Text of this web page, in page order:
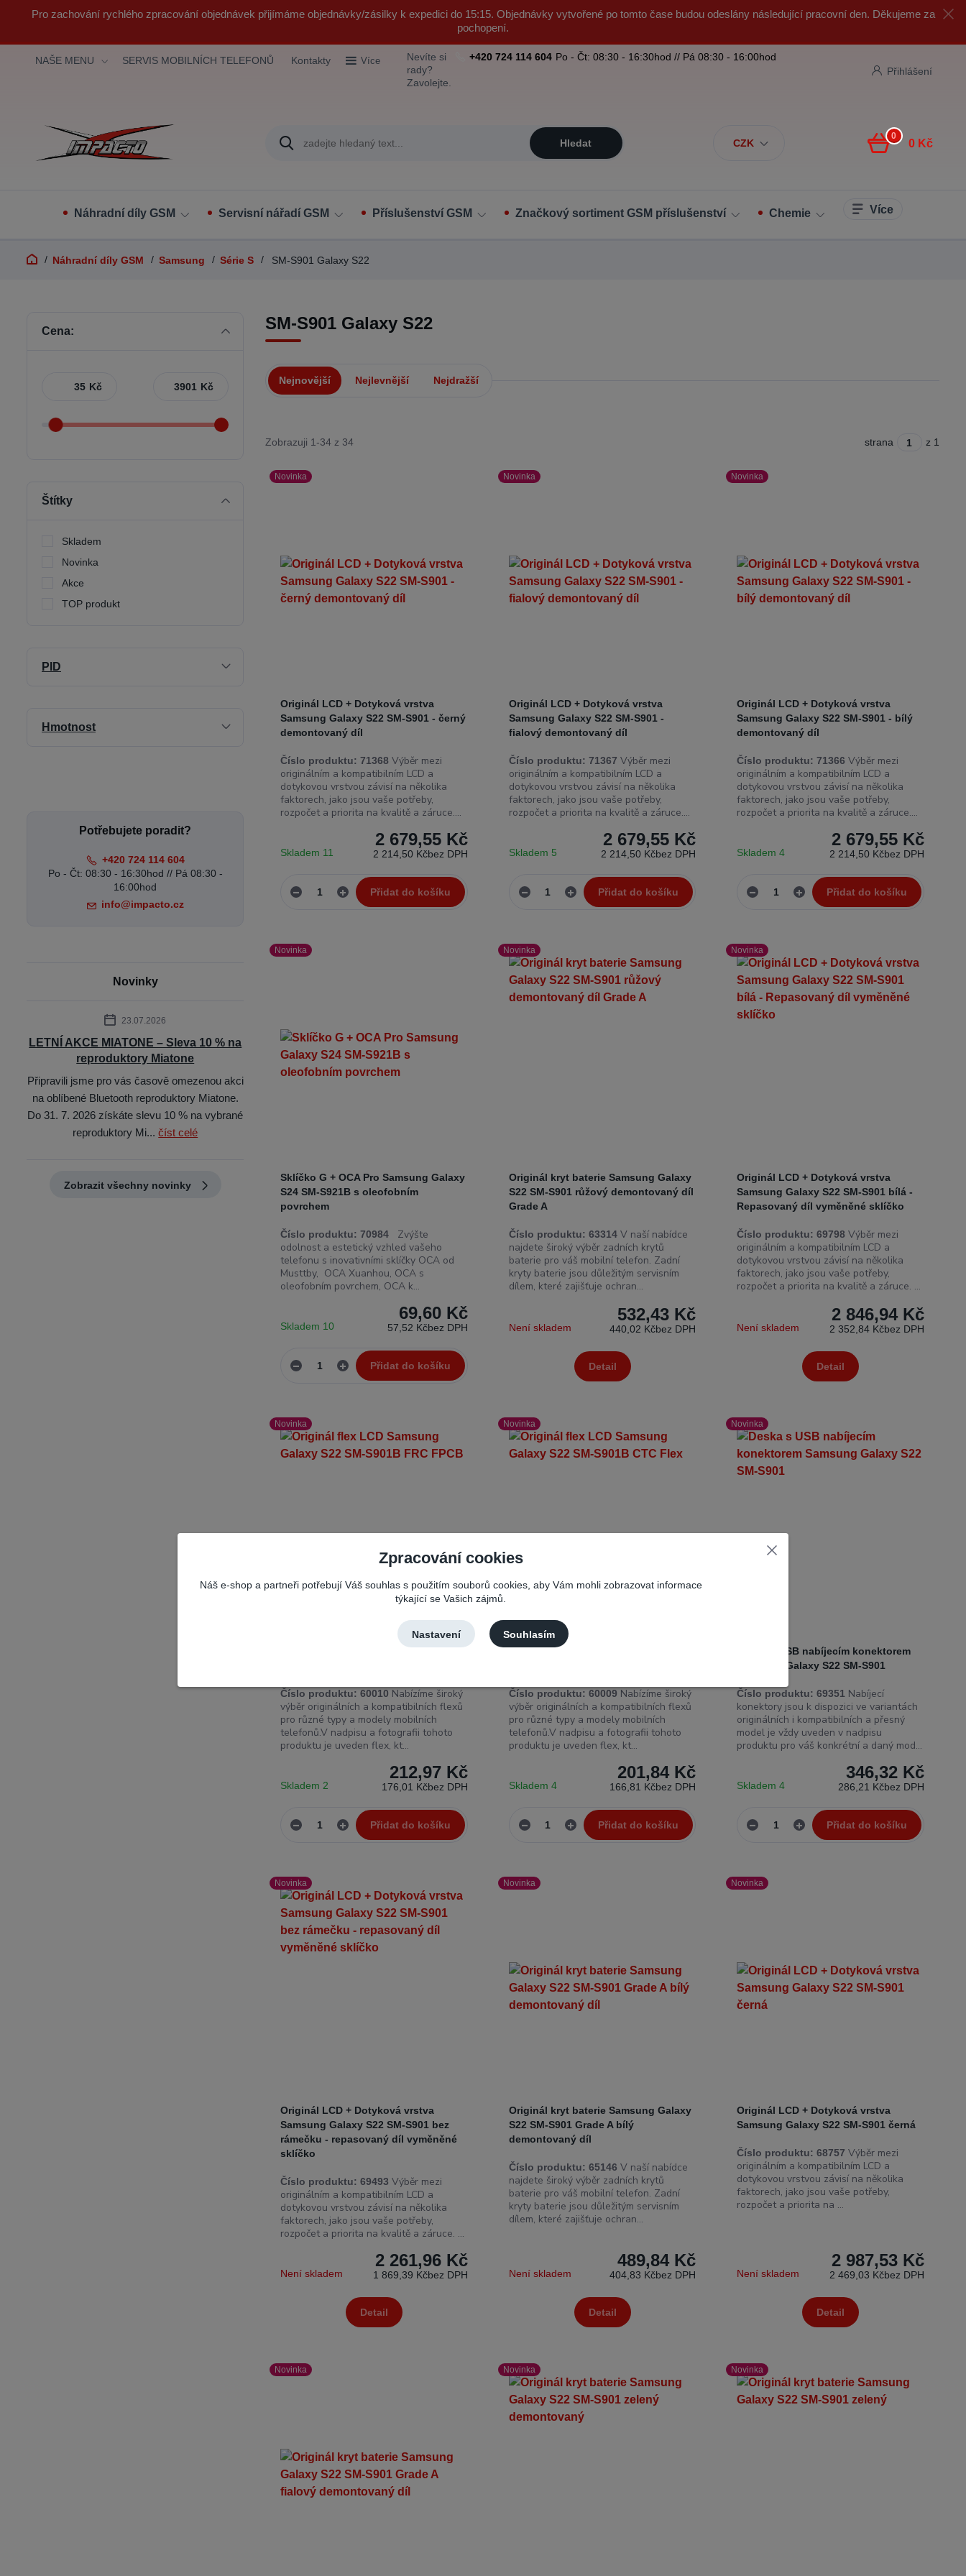
Pro zachování rychlého zpracování objednávek přijímáme objednávky/zásilky k expedici do 15:15. Objednávky vytvořené po tomto čase budou odeslány následující pracovní den. Děkujeme za
pochopení.
NAŠE MENU SERVIS MOBILNÍCH TELEFONŮ Kontakty Více
CZK
Přihlášení
Hledat
Nevíte si
rady?
Zavolejte.
+420 724 114 604 Po - Čt: 08:30 - 16:30hod // Pá 08:30 - 16:00hod
0
0 Kč
Náhradní díly GSM Servisní nářadí GSM Příslušenství GSM Značkový sortiment GSM příslušenství Chemie Více
Náhradní díly GSM Samsung Série S SM-S901 Galaxy S22
SM-S901 Galaxy S22
Nejnovější Nejlevnější Nejdražší
Zobrazuji 1-34 z 34 strana z 1
Novinka
Originál LCD + Dotyková vrstva
Samsung Galaxy S22 SM-S901 - černý
demontovaný díl
Číslo produktu: 71368 Výběr mezi
originálním a kompatibilním LCD a
dotykovou vrstvou závisí na několika
faktorech, jako jsou vaše potřeby,
rozpočet a priorita na kvalitě a záruce....
2 679,55 Kč
2 214,50 Kčbez DPH
Skladem 11
Přidat do košíku
Novinka
Originál LCD + Dotyková vrstva
Samsung Galaxy S22 SM-S901 -
fialový demontovaný díl
Číslo produktu: 71367 Výběr mezi
originálním a kompatibilním LCD a
dotykovou vrstvou závisí na několika
faktorech, jako jsou vaše potřeby,
rozpočet a priorita na kvalitě a záruce....
2 679,55 Kč
2 214,50 Kčbez DPH
Skladem 5
Přidat do košíku
Novinka
Originál LCD + Dotyková vrstva
Samsung Galaxy S22 SM-S901 - bílý
demontovaný díl
Číslo produktu: 71366 Výběr mezi
originálním a kompatibilním LCD a
dotykovou vrstvou závisí na několika
faktorech, jako jsou vaše potřeby,
rozpočet a priorita na kvalitě a záruce....
2 679,55 Kč
2 214,50 Kčbez DPH
Skladem 4
Přidat do košíku
Novinka
Sklíčko G + OCA Pro Samsung Galaxy
S24 SM-S921B s oleofobním
povrchem
Číslo produktu: 70984
Zvýšte
odolnost a estetický vzhled vašeho
telefonu s inovativními sklíčky OCA od
Musttby, OCA Xuanhou, OCA s
oleofobním povrchem, OCA k...
69,60 Kč
57,52 Kčbez DPH
Skladem 10
Přidat do košíku
Novinka
Originál kryt baterie Samsung Galaxy
S22 SM-S901 růžový demontovaný díl
Grade A
Číslo produktu: 63314V naší nabídce
najdete široký výběr zadních krytů
baterie pro váš mobilní telefon. Zadní
kryty baterie jsou důležitým servisním
dílem, které zajišťuje ochran...
532,43 Kč
440,02 Kčbez DPH
Není skladem
Detail
Novinka
Originál LCD + Dotyková vrstva
Samsung Galaxy S22 SM-S901 bílá -
Repasovaný díl vyměněné sklíčko
Číslo produktu: 69798 Výběr mezi
originálním a kompatibilním LCD a
dotykovou vrstvou závisí na několika
faktorech, jako jsou vaše potřeby,
rozpočet a priorita na kvalitě a záruce. ...
2 846,94 Kč
2 352,84 Kčbez DPH
Není skladem
Detail
Novinka
Originál flex LCD Samsung Galaxy
Číslo produktu: 60010 Nabízíme široký
výběr originálních a kompatibilních flexů
pro různé typy a modely mobilních
telefonů.V nadpisu a fotografii tohoto
produktu je uveden flex, kt...
212,97 Kč
176,01 Kčbez DPH
Skladem 2
Přidat do košíku
Novinka
Originál flex LCD Samsung Galaxy
Číslo produktu: 60009 Nabízíme široký
výběr originálních a kompatibilních flexů
pro různé typy a modely mobilních
telefonů.V nadpisu a fotografii tohoto
produktu je uveden flex, kt...
201,84 Kč
166,81 Kčbez DPH
Skladem 4
Přidat do košíku
Novinka
Deska s USB nabíjecím konektorem
Samsung Galaxy S22 SM-S901
Číslo produktu: 69351 Nabíjecí
konektory jsou k dispozici ve variantách
originálních i kompatibilních a přesný
model je vždy uveden v nadpisu
produktu pro váš konkrétní a daný mod...
346,32 Kč
286,21 Kčbez DPH
Skladem 4
Přidat do košíku
Novinka
Originál LCD + Dotyková vrstva
Samsung Galaxy S22 SM-S901 bez
rámečku - repasovaný díl vyměněné
sklíčko
Číslo produktu: 69493 Výběr mezi
originálním a kompatibilním LCD a
dotykovou vrstvou závisí na několika
faktorech, jako jsou vaše potřeby,
rozpočet a priorita na kvalitě a záruce. ...
2 261,96 Kč
1 869,39 Kčbez DPH
Není skladem
Detail
Novinka
Originál kryt baterie Samsung Galaxy
S22 SM-S901 Grade A bílý
demontovaný díl
Číslo produktu: 65146 V naší nabídce
najdete široký výběr zadních krytů
baterie pro váš mobilní telefon. Zadní
kryty baterie jsou důležitým servisním
dílem, které zajišťuje ochran...
489,84 Kč
404,83 Kčbez DPH
Není skladem
Detail
Novinka
Originál LCD + Dotyková vrstva
Samsung Galaxy S22 SM-S901 černá
Číslo produktu: 68757 Výběr mezi
originálním a kompatibilním LCD a
dotykovou vrstvou závisí na několika
faktorech, jako jsou vaše potřeby,
rozpočet a priorita na ...
2 987,53 Kč
2 469,03 Kčbez DPH
Není skladem
Detail
Novinka Novinka Novinka
Cena:
Kč Kč
Štítky
Skladem
Novinka
Akce
TOP produkt
PID
Hmotnost
Potřebujete poradit?
+420 724 114 604
Po - Čt: 08:30 - 16:30hod // Pá 08:30 -
16:00hod
info@impacto.cz
Novinky
23.07.2026
LETNÍ AKCE MIATONE – Sleva 10 % na
reproduktory Miatone
Připravili jsme pro vás časově omezenou akci
na oblíbené Bluetooth reproduktory Miatone.
Do 31. 7. 2026 získáte slevu 10 % na vybrané
reproduktory Mi...číst celé
Zobrazit všechny novinky
Zpracování cookies
Náš e-shop a partneři potřebují Váš souhlas s použitím souborů cookies, aby Vám mohli zobrazovat informace
týkající se Vašich zájmů.
Nastavení Souhlasím